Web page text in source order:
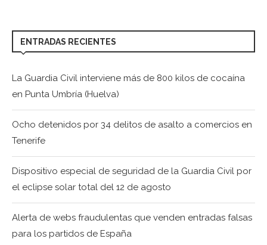
ENTRADAS RECIENTES
La Guardia Civil interviene más de 800 kilos de cocaína
en Punta Umbría (Huelva)
Ocho detenidos por 34 delitos de asalto a comercios en
Tenerife
Dispositivo especial de seguridad de la Guardia Civil por
el eclipse solar total del 12 de agosto
Alerta de webs fraudulentas que venden entradas falsas
para los partidos de España